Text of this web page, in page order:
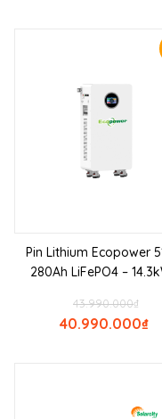
Pin Lithium Ecopower
280Ah LiFePO4 –
₫
43.990.000
₫
40.990.000